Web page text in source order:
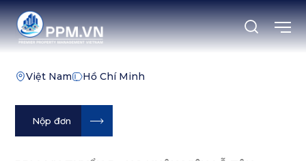
Chuyển
đến
nội
Việt Nam Hồ Chí Minh
Nộp đơn